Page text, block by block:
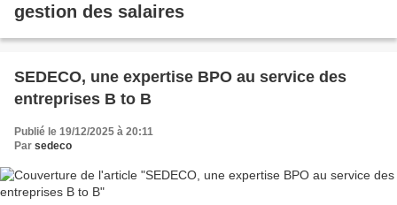
gestion des salaires
SEDECO, une expertise BPO au service des
entreprises B to B
Publié le 19/12/2025 à 20:11
Par sedeco